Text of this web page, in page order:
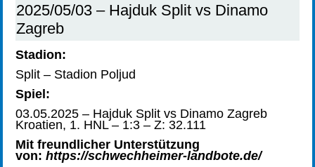
2025/05/03 – Hajduk Split vs Dinamo
Zagreb
Stadion:
Split – Stadion Poljud
Spiel:
03.05.2025 – Hajduk Split vs Dinamo Zagreb
Kroatien, 1. HNL – 1:3 – Z: 32.111
Mit freundlicher Unterstützung
von: https://schwechheimer-landbote.de/